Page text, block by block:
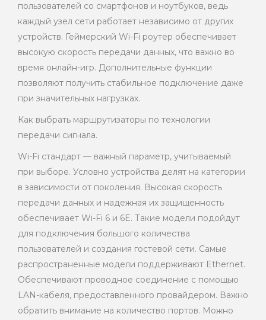
пользователей со смартфонов и ноутбуков, ведь
каждый узел сети работает независимо от других
устройств. Геймерский Wi-Fi роутер обеспечивает
высокую скорость передачи данных, что важно во
время онлайн-игр. Дополнительные функции
позволяют получить стабильное подключение даже
при значительных нагрузках.
Как выбрать маршрутизаторы по технологии
передачи сигнала.
Wi-Fi стандарт — важный параметр, учитываемый
при выборе. Условно устройства делят на категории
в зависимости от поколения. Высокая скорость
передачи данных и надежная их защищенность
обеспечивает Wi-Fi 6 и 6E. Такие модели подойдут
для подключения большого количества
пользователей и создания гостевой сети. Самые
распространенные модели поддерживают Ethernet.
Обеспечивают проводное соединение с помощью
LAN-кабеля, предоставленного провайдером. Важно
обратить внимание на количество портов. Можно